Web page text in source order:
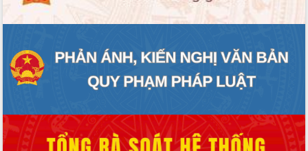
Du lịch Đắk Lắk nâng tầm trải nghiệm
du khách thông qua Hệ thống cơ sở dữ
Tập huấn ứng dụng trí tuệ nhân tạo (AI)
trong thương mại điện tử năm 2026
Đoàn đại biểu Quốc hội tỉnh Đắk Lắk
Quyết liệt cải cách hành chính, khơi
thông nguồn lực phát triển